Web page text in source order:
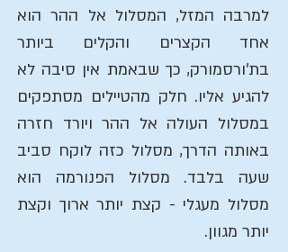
למרבה המזל, המסלול אל ההר הוא
אחד הקצרים והקלים ביותר
בת'ורסמורק, כך שבאמת אין סיבה לא
להגיע אליו. חלק מהטיילים מסתפקים
במסלול העולה אל ההר ויורד חזרה
באותה הדרך, מסלול כזה לוקח סביב
שעה בלבד. מסלול הפנורמה הוא
מסלול מעגלי - קצת יותר ארוך וקצת
יותר מגוון.